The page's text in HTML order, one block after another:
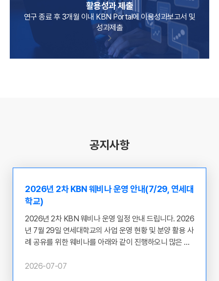
활용성과 제출
연구 종료 후 3개월 이내 KBN Portal에 이용성과보고서 및
성과제출
공지사항
2026년 2차 KBN 웨비나 운영 안내(7/29, 연세대
학교)
2026년 2차 KBN 웨비나 운영 일정 안내 드립니다. 2026
년 7월 29일 연세대학교의 사업 운영 현황 및 분양 활용 사
례 공유를 위한 웨비나를 아래와 같이 진행하오니 많은 관
교 ○ 일시 : 2026.07.29(수) 12:00~13:00 ○ 목적 : 질병
2026-07-07